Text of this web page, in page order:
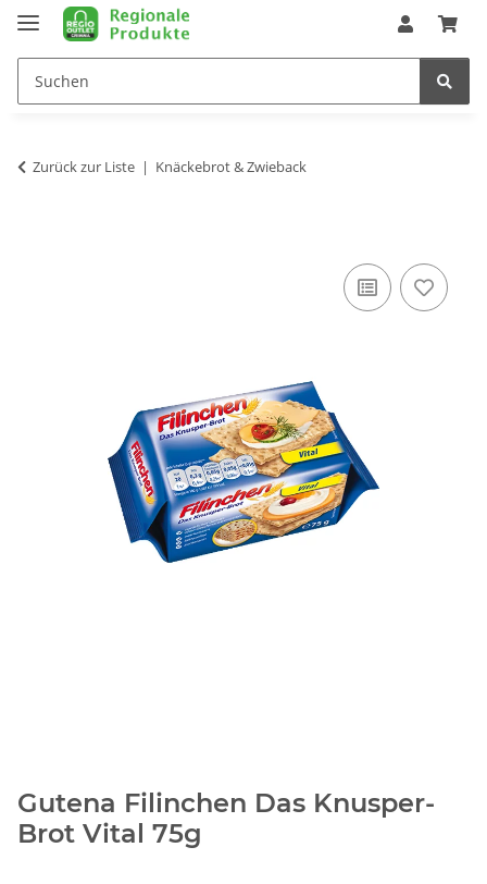
Zurück zur Liste Knäckebrot & Zwieback
Gutena Filinchen Das Knusper-
Brot Vital 75g